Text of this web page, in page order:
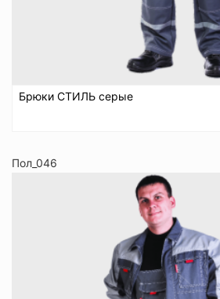
Брюки СТИЛЬ серые
Пол_046